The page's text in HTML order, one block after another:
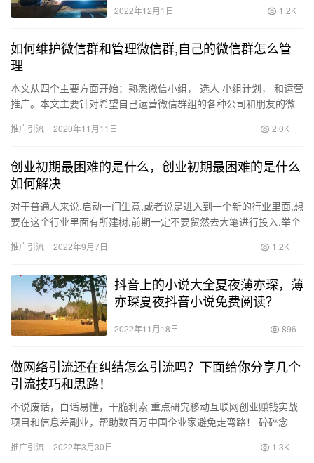
2022年12月1日 1.2K
如何维护微信群和管理微信群,自己的微信群怎么管
理
本文从四个主要方面开始：熟悉微信小组， 选人 小组计划， 和运营
推广。本文主要针对希望自己运营微信群组的各种公司和朋友的微
大…
推广引流 2020年11月11日 2.0K
创业初期最困难的是什么，创业初期最困难的是什么
如何解决
对于普通人来说,启动一门生意,或者说是进入到一个新的行业里面,想
要在这个行业里面有所建树,前期一定不要贸然去大笔进行投入.举个
推广引流 2022年9月7日 1.2K
抖音上的小说大全夏夜薄亦琛，薄
亦琛夏夜抖音小说免费阅读？
2022年11月18日 896
做网络引流还在纠结怎么引流吗？下面给你分享几个
引流技巧和思路！
不说废话，白话易懂，干脆利索 重点研究移动互联网创业赚钱实战
项目和信息差副业，帮助数百万中国企业家避免走弯路！ 碎碎念
推广引流 2022年3月30日 1.3K